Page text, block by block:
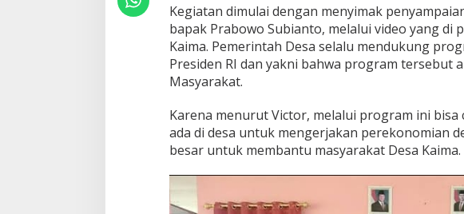
u
k
s
e
s
b
a
t
K
t
a
Kegiatan dimulai dengan menyimak
bapak Prabowo Subianto, melalui video yang di
Kaima. Pemerintah Desa selalu mendukung
Presiden RI dan yakni bahwa program tersebut
Masyarakat.
Karena menurut Victor, melalui program ini
ada di desa untuk mengerjakan perekonomian
besar untuk membantu masyarakat Desa Kaima.